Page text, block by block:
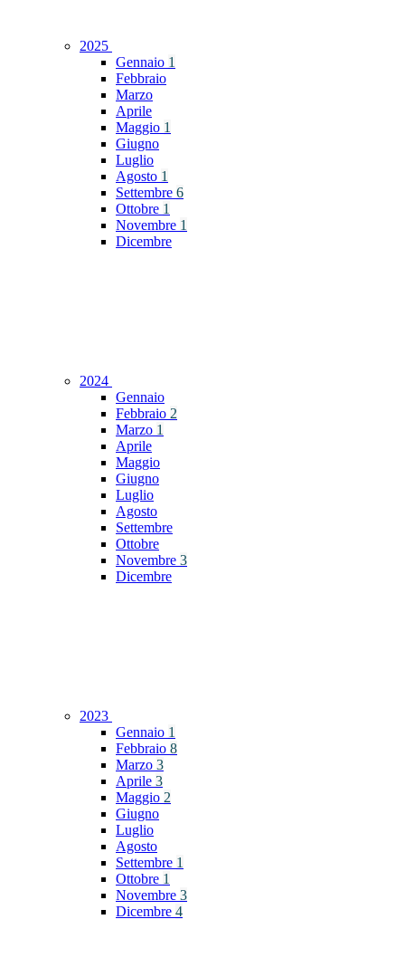
2025
Gennaio 1
Febbraio
Marzo
Aprile
Maggio 1
Giugno
Luglio
Agosto 1
Settembre 6
Ottobre 1
Novembre 1
Dicembre
2024
Gennaio
Febbraio 2
Marzo 1
Aprile
Maggio
Giugno
Luglio
Agosto
Settembre
Ottobre
Novembre 3
Dicembre
2023
Gennaio 1
Febbraio 8
Marzo 3
Aprile 3
Maggio 2
Giugno
Luglio
Agosto
Settembre 1
Ottobre 1
Novembre 3
Dicembre 4